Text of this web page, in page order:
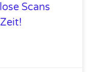
Scans